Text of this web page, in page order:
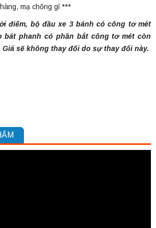
mạ chống gỉ ***
điểm, bộ đầu xe 3 bánh có công tơ mét
bát phanh có phần bắt công tơ mét còn
sẽ không thay đổi do sự thay đổi này.